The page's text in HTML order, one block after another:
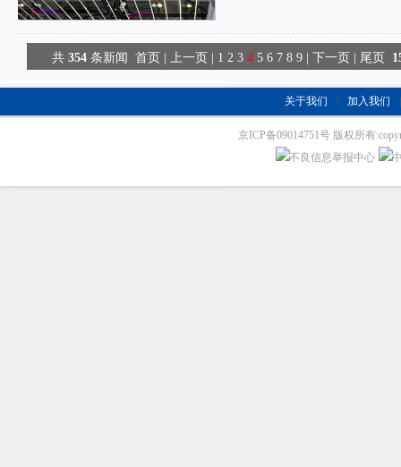
共 354 条新闻 首页 上一页 1 2 3 4 5 6 7 8 9 下一页 尾页
关于我们 加入我们
京ICP备09014751号 版权所有